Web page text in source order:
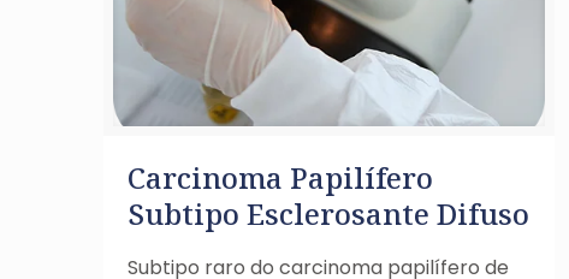
Carcinoma Papilífero
Subtipo Esclerosante Difuso
Subtipo raro do carcinoma papilífero de